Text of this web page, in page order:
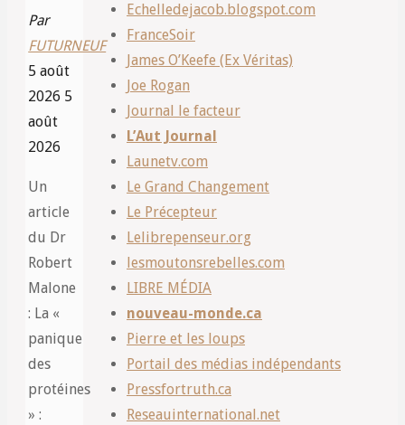
Par
FUTURNEUF
5 août
2026 5
août
2026
Un
article
du Dr
Robert
Malone
: La «
panique
des
protéines
» :
Echelledejacob.blogspot.com
FranceSoir
James O’Keefe (Ex Véritas)
Joe Rogan
Journal le facteur
L’Aut Journal
Launetv.com
Le Grand Changement
Le Précepteur
Lelibrepenseur.org
lesmoutonsrebelles.com
LIBRE MÉDIA
nouveau-monde.ca
Pierre et les loups
Portail des médias indépendants
Pressfortruth.ca
Reseauinternational.net